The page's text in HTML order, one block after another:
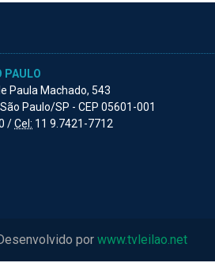
PAULO
Paula Machado, 543
Paulo/SP - CEP 05601-001
/Cel: 11 9.7421-7712
por www.tvleilao.net